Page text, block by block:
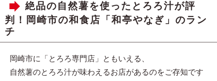
絶品の自然薯を使ったとろろ汁が評
判！岡崎市の和食店「和亭やなぎ」のラン
チ
岡崎市に「とろろ専門店」ともいえる、
自然薯のとろろ汁が味わえるお店があるのをご存知です